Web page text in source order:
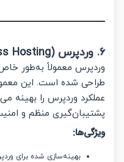
معمولاً به‌طور خاص برای
شده است. این معمولاً
وردپرس را بهینه می‌کند،
منظم و امنیت بالا.
بهینه‌سازی شده برای وردپرس